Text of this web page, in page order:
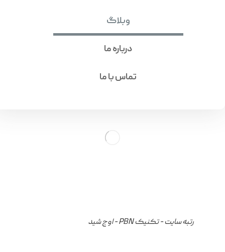
وبلاگ
درباره ما
تماس با ما
رتبه سایت - تکنیک PBN - اوج شید